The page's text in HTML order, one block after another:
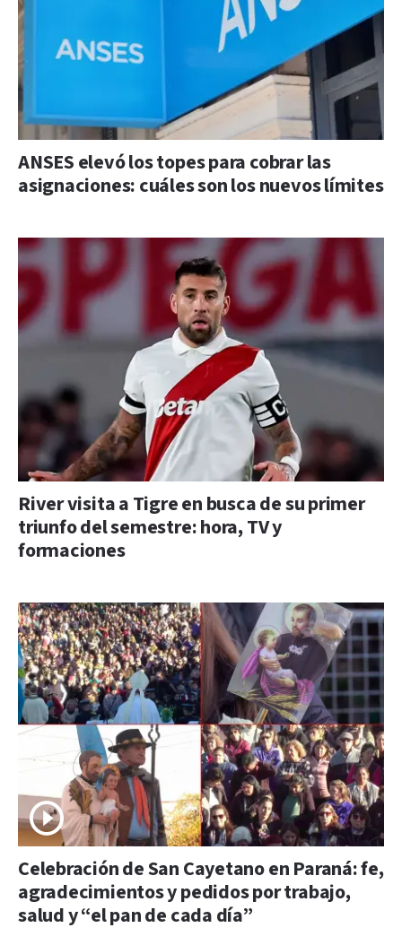
ANSES elevó los topes para cobrar las
asignaciones: cuáles son los nuevos límites
River visita a Tigre en busca de su primer
triunfo del semestre: hora, TV y
formaciones
Celebración de San Cayetano en Paraná: fe,
agradecimientos y pedidos por trabajo,
salud y “el pan de cada día”